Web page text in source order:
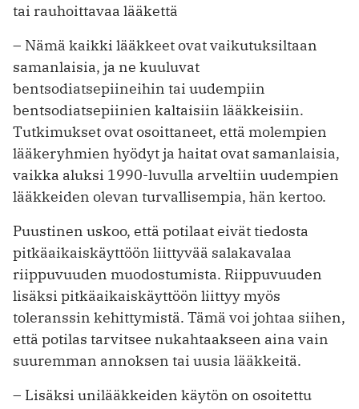
tai rauhoittavaa lääkettä
– Nämä kaikki lääkkeet ovat vaikutuksiltaan
samanlaisia, ja ne kuuluvat
bentsodiatsepiineihin tai uudempiin
bentsodiatsepiinien kaltaisiin lääkkeisiin.
Tutkimukset ovat osoittaneet, että molempien
lääkeryhmien hyödyt ja haitat ovat samanlaisia,
vaikka aluksi 1990-luvulla arveltiin uudempien
lääkkeiden olevan turvallisempia, hän kertoo.
Puustinen uskoo, että potilaat eivät tiedosta
pitkäaikaiskäyttöön liittyvää salakavalaa
riippuvuuden muodostumista. Riippuvuuden
lisäksi pitkäaikaiskäyttöön liittyy myös
toleranssin kehittymistä. Tämä voi johtaa siihen,
että potilas tarvitsee nukahtaakseen aina vain
suuremman annoksen tai uusia lääkkeitä.
– Lisäksi unilääkkeiden käytön on osoitettu